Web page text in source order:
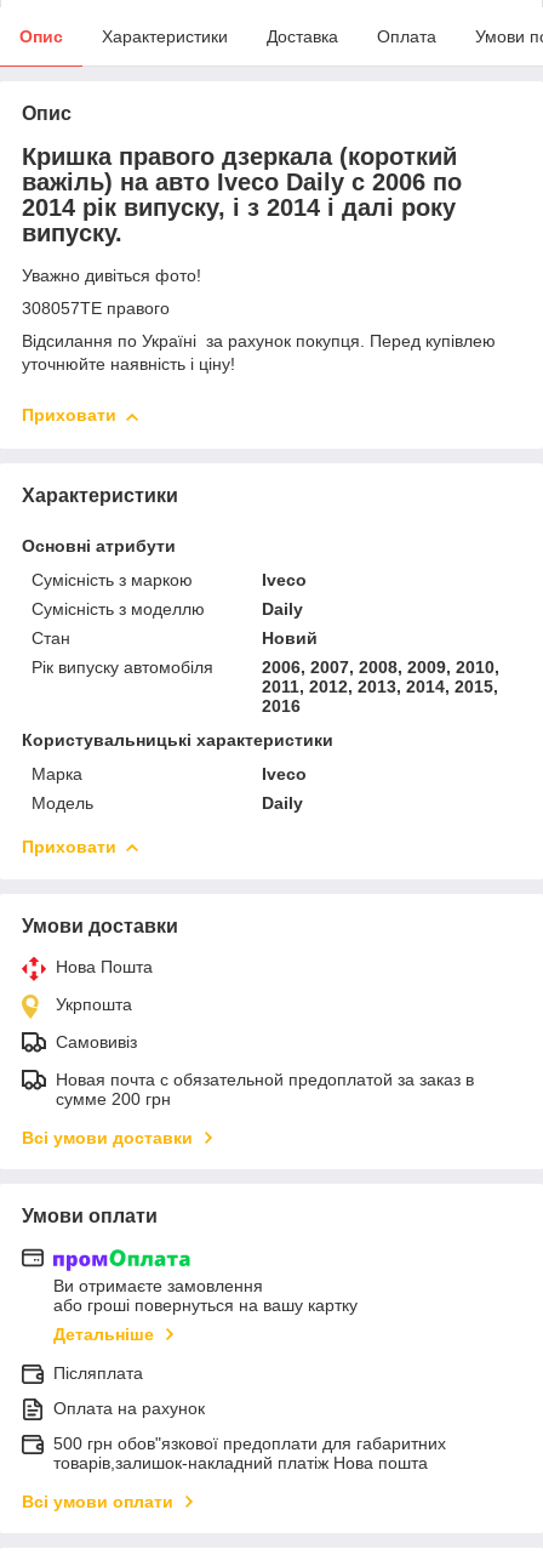
Опис Характеристики Доставка Оплата Умови
Опис
Кришка правого дзеркала (короткий
важіль) на авто Iveco Daily с 2006 по
2014 рік випуску, і з 2014 і далі року
випуску.
Уважно дивіться фото!
308057TE правого
Відсилання по Україні за рахунок покупця. Перед купівлею
уточнюйте наявність і ціну!
Приховати
Характеристики
Основні атрибути
Сумісність з маркою
Iveco
Сумісність з моделлю
Daily
Стан
Новий
Рік випуску автомобіля
2006, 2007, 2008, 2009, 2010,
2011, 2012, 2013, 2014, 2015,
2016
Користувальницькі характеристики
Марка
Iveco
Модель
Daily
Приховати
Умови доставки
Нова Пошта
Укрпошта
Самовивіз
Новая почта с обязательной предоплатой за заказ в
сумме 200 грн
Всі умови доставки
Умови оплати
Ви отримаєте замовлення
або гроші повернуться на вашу картку
Детальніше
Післяплата
Оплата на рахунок
500 грн обов"язкової предоплати для габаритних
товарів,залишок-накладний платіж Нова пошта
Всі умови оплати